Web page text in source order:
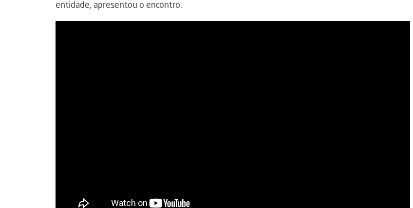
entidade, apresentou o encontro.